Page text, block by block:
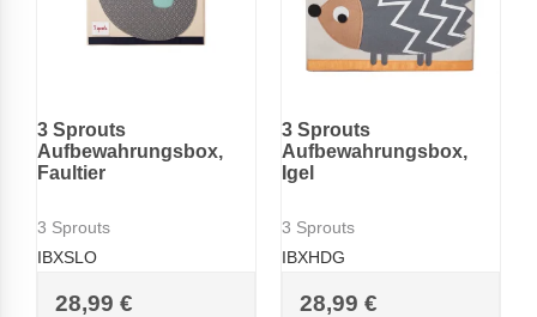
3 Sprouts
Aufbewahrungsbox,
Faultier
3 Sprouts
IBXSLO
28,99 €
3 Sprouts
Aufbewahrungsbox,
Igel
3 Sprouts
IBXHDG
28,99 €